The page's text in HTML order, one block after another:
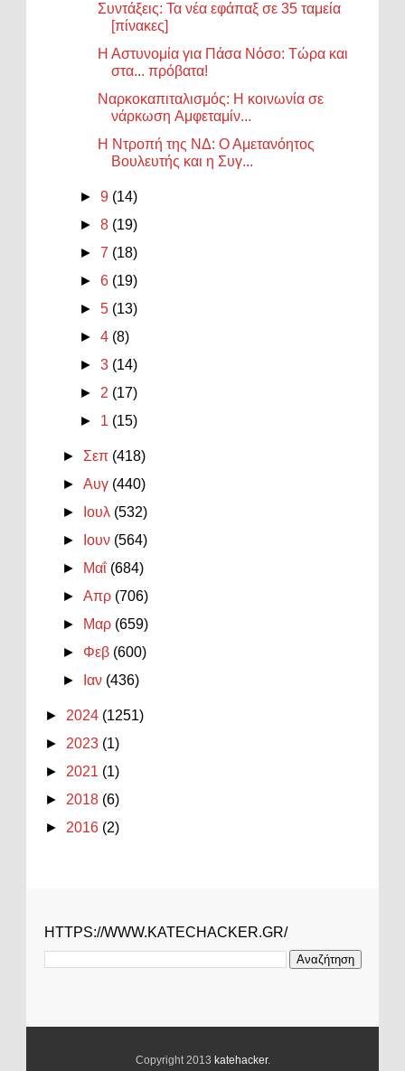
Συντάξεις: Τα νέα εφάπαξ σε 35 ταμεία
[πίνακες]
Η Αστυνομία για Πάσα Νόσο: Τώρα και
στα... πρόβατα!
Ναρκοκαπιταλισμός: Η κοινωνία σε
νάρκωση Aμφεταμίν...
Η Ντροπή της ΝΔ: Ο Αμετανόητος
Βουλευτής και η Συγ...
►9 (14)
►8 (19)
►7 (18)
►6 (19)
►5 (13)
►4 (8)
►3 (14)
► 2 (17)
► 1 (15)
► Σεπ (418)
►Αυγ (440)
►
Ιουλ (532)
►
Ιουν (564)
►
Μαΐ (684)
►Απρ (706)
►
Μαρ (659)
► Φεβ (600)
►
Ιαν (436)
► 2024 (1251)
► 2023 (1)
► 2021 (1)
► 2018 (6)
► 2016 (2)
HTTPS://WWW.KATECHACKER.GR/
Copyright 2013 katehacker.